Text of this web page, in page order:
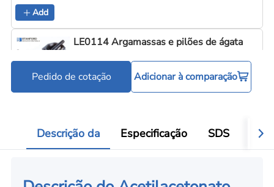
Add
LE0114 Argamassas e pilões de ágata
Pedido de cotação Adicionar à comparação
Descrição da Especificação SDS